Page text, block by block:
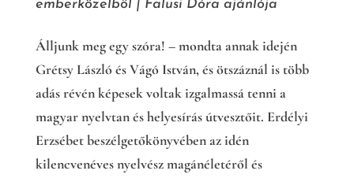
emberközelből | Falusi Dóra ajánlója
Álljunk meg egy szóra! – mondta annak idején
Grétsy László és Vágó István, és ötszáznál is több
adás révén képesek voltak izgalmassá tenni a
magyar nyelvtan és helyesírás útvesztőit. Erdélyi
Erzsébet beszélgetőkönyvében az idén
kilencvenéves nyelvész magánéletéről és